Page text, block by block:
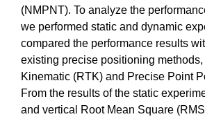
(NMPNT). To analyze the
we performed static and dynamic
compared the performance results
existing precise positioning
Kinematic (RTK) and Precise Point
From the results of the static
and vertical Root Mean Square